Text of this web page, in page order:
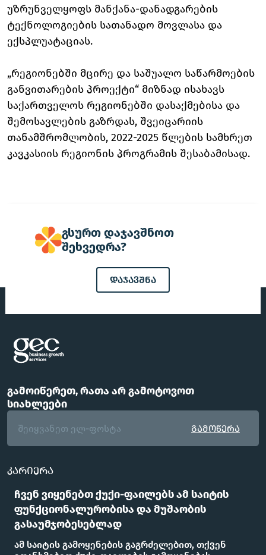
ჩვენ ვიყენებთ ქუქი-ფაილებს ამ საიტის
ფუნქციონალურობისა და მუშაობის
გასაუმჯობესებლად
ამ საიტის გამოყენების გაგრძელებით, თქვენ
უზრუნველყოფს მანქანა-დანადგარების
ტექნოლოგიების სათანადო მოვლასა და
ექსპლუატაციას.
„რეგიონებში მცირე და საშუალო საწარმოების
განვითარების პროექტი“ მიზნად ისახავს
საქართველოს რეგიონებში დასაქმებისა და
შემოსავლების გაზრდას, შვეიცარიის
თანამშრომლობის, 2022-2025 წლების სამხრეთ
კავკასიის რეგიონის პროგრამის შესაბამისად.
გსურთ დაჯავშნოთ
შეხვედრა?
დაჯავშნა
გამოიწერეთ, რათა არ გამოტოვოთ
სიახლეები
გამოწერა
კარიერა
FAQ
ოფისები
გამოგვყევით